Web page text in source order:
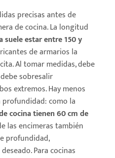
precisas antes de
de cocina. La longitud
suele estar entre 150 y
de armarios la
Al tomar medidas, debe
sobresalir
extremos. Hay menos
como la
cocina tienen 60 cm de
las encimeras también
profundidad,
Para cocinas